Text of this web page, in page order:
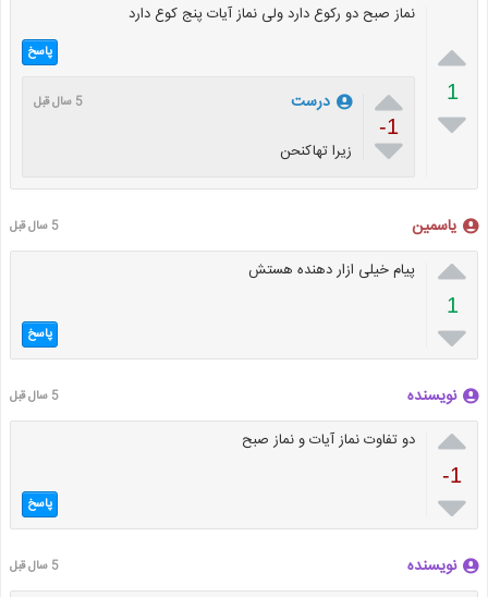

1

نماز صبح دو رکوع دارد ولی نماز آیات پنج کوع دارد
پاسخ

-1

درست 5 سال قبل
زیرا تهاکنحن
یاسمین 5 سال قبل

1

پیام خیلی ازار دهنده هستش
پاسخ
نویسنده 5 سال قبل

-1

دو تفاوت نماز آیات و نماز صبح
پاسخ
نویسنده 5 سال قبل